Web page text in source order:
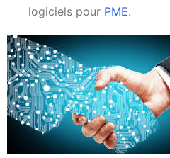
logiciels pour PME.